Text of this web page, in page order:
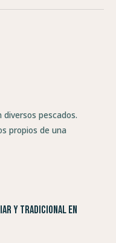
diversos pescados.
propios de una
y tradicional en